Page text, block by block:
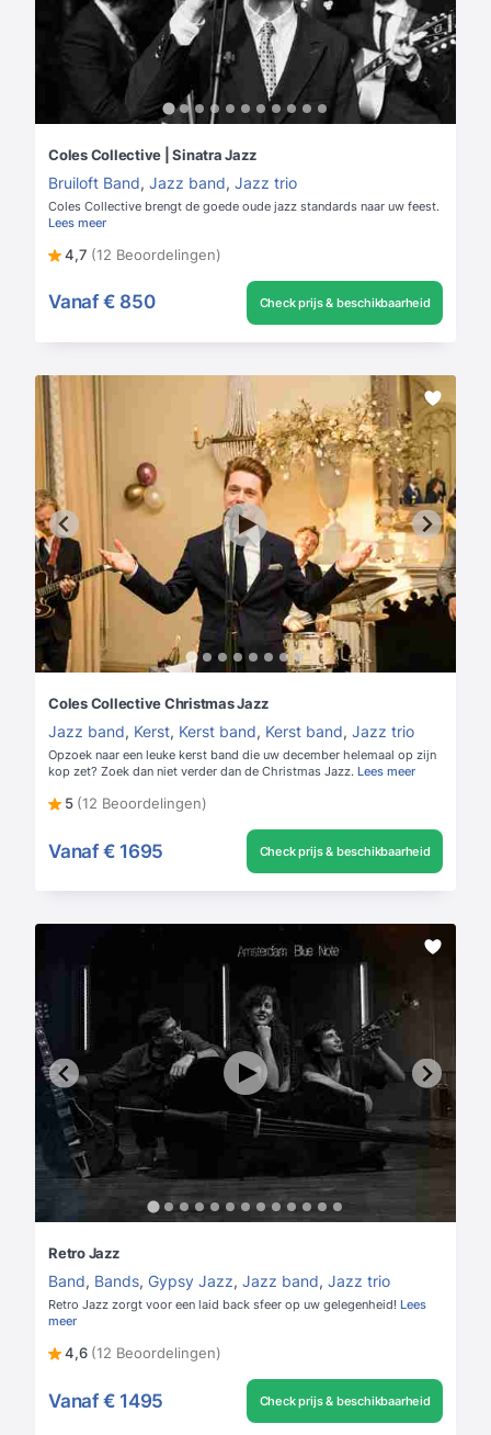
Coles Collective | Sinatra Jazz
Bruiloft Band, Jazz band, Jazz trio
Coles Collective brengt de goede oude jazz standards naar uw feest.
Lees meer
4,7 (12 Beoordelingen)
Vanaf € 850 Check prijs & beschikbaarheid
Coles Collective Christmas Jazz
Jazz band, Kerst, Kerst band, Kerst band, Jazz trio
Opzoek naar een leuke kerst band die uw december helemaal op zijn
kop zet? Zoek dan niet verder dan de Christmas Jazz. Lees meer
5 (12 Beoordelingen)
Vanaf € 1695 Check prijs & beschikbaarheid
Retro Jazz
Band, Bands, Gypsy Jazz, Jazz band, Jazz trio
Retro Jazz zorgt voor een laid back sfeer op uw gelegenheid! Lees
meer
4,6 (12 Beoordelingen)
Vanaf € 1495 Check prijs & beschikbaarheid